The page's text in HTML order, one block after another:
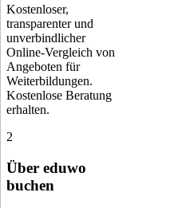
Kostenloser,
transparenter und
unverbindlicher
Online-Vergleich von
Angeboten für
Weiterbildungen.
Kostenlose Beratung
erhalten.
2
Über eduwo
buchen